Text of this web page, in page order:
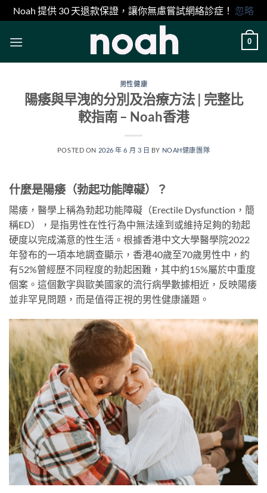
Noah 提供 30 天退款保證，讓你無慮嘗試網絡診症！ 忽略
0
男性健康
陽痿與早洩的分別及治療方法 | 完整比
較指南 – Noah香港
POSTED ON 2026 年 6 月 3 日 BY NOAH健康團隊
什麼是陽痿（勃起功能障礙）？
陽痿，醫學上稱為勃起功能障礙（Erectile Dysfunction，簡
稱ED），是指男性在性行為中無法達到或維持足夠的勃起
硬度以完成滿意的性生活。根據香港中文大學醫學院2022
年發布的一項本地調查顯示，香港40歲至70歲男性中，約
有52%曾經歷不同程度的勃起困難，其中約15%屬於中重度
個案。這個數字與歐美國家的流行病學數據相近，反映陽痿
並非罕見問題，而是值得正視的男性健康議題。